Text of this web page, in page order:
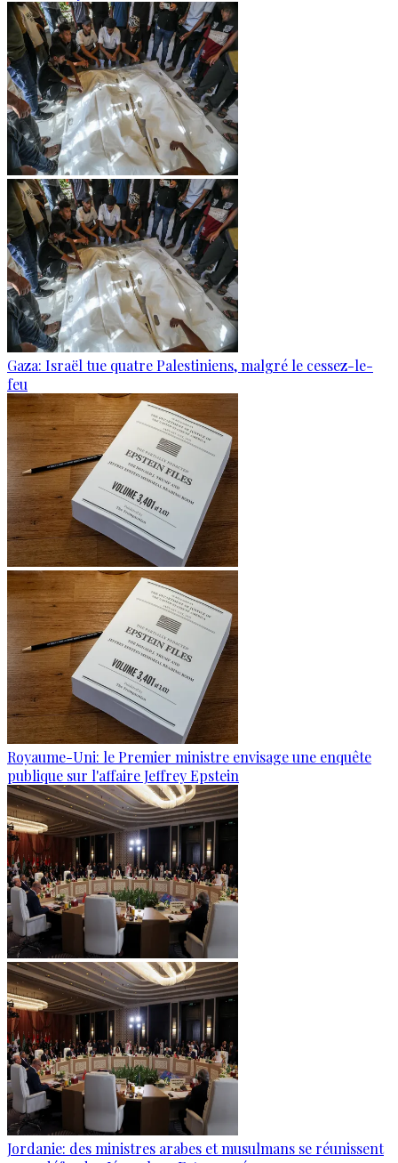
Gaza: Israël tue quatre Palestiniens, malgré le cessez-le-
feu
Royaume-Uni: le Premier ministre envisage une enquête
publique sur l'affaire Jeffrey Epstein
Jordanie: des ministres arabes et musulmans se réunissent